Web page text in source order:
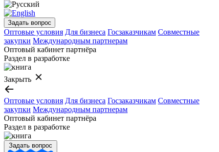
Задать вопрос
Оптовые условия Для бизнеса Госзаказчикам Совместные
закупки Международным партнерам
Оптовый кабинет партнёра
Раздел в разработке
Закрыть
Оптовые условия Для бизнеса Госзаказчикам Совместные
закупки Международным партнерам
Оптовый кабинет партнёра
Раздел в разработке
Задать вопрос